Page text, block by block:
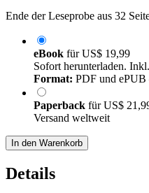
Ende der Leseprobe aus 32
eBook fürUS$ 19,99
Sofort herunterladen.
Format: PDF und ePUB
Paperback fürUS$
Versand weltweit
In den Warenkorb
Details